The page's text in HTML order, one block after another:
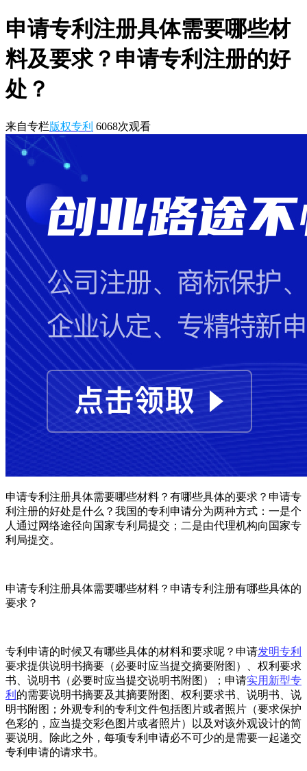
申请专利注册具体需要哪些材
料及要求？申请专利注册的好
处？
来自专栏版权专利 6068次观看
申请专利注册具体需要哪些材料？有哪些具体的要求？申请专
利注册的好处是什么？我国的专利申请分为两种方式：一是个
人通过网络途径向国家专利局提交；二是由代理机构向国家专
利局提交。
申请专利注册具体需要哪些材料？申请专利注册有哪些具体的
要求？
专利申请的时候又有哪些具体的材料和要求呢？申请发明专利
要求提供说明书摘要（必要时应当提交摘要附图）、权利要求
书、说明书（必要时应当提交说明书附图）；申请实用新型专
利 的需要说明书摘要及其摘要附图、权利要求书、说明书、说
明书附图；外观专利的专利文件包括图片或者照片（要求保护
色彩的，应当提交彩色图片或者照片）以及对该外观设计的简
要说明。除此之外，每项专利申请必不可少的是需要一起递交
专利申请的请求书。